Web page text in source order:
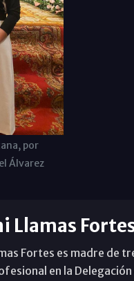
por
Álvarez
Llamas
Fortes es madre de
en la